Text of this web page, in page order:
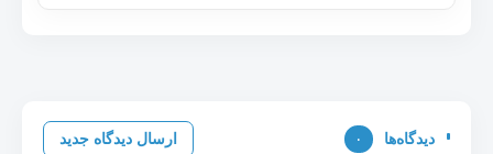
دیدگاه‌ها ۰ ارسال دیدگاه جدید